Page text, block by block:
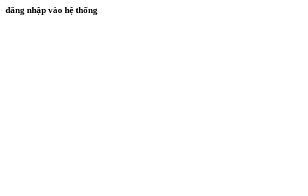
đăng nhập vào hệ thống